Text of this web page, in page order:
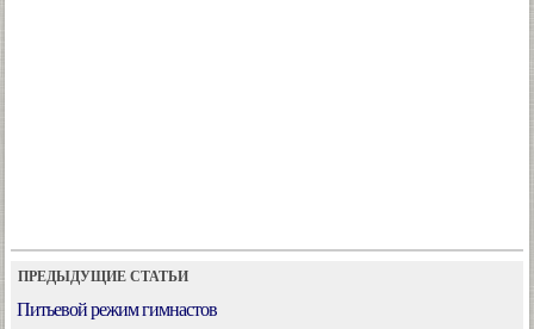
ПРЕДЫДУЩИЕ СТАТЬИ
Питьевой режим гимнастов